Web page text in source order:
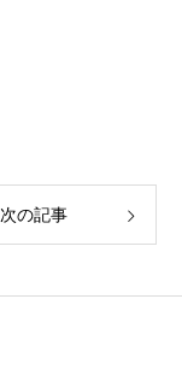
次の記事